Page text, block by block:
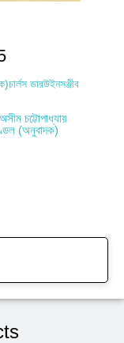
চার্লস ডারউইনসঞ্জীব
অসীম চট্টোপাধ্যায়
(অনুবাদক)